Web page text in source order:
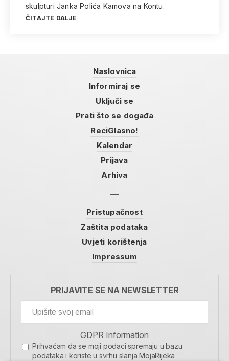
skulpturi Janka Polića Kamova na Kontu.
ČITAJTE DALJE
Naslovnica
Informiraj se
Uključi se
Prati što se događa
ReciGlasno!
Kalendar
Prijava
Arhiva
Pristupačnost
Zaštita podataka
Uvjeti korištenja
Impressum
PRIJAVITE SE NA NEWSLETTER
GDPR Information
Prihvaćam da se moji podaci spremaju u bazu
podataka i koriste u svrhu slanja MojaRijeka